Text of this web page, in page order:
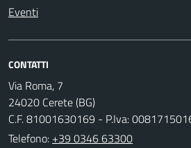
Eventi
CONTATTI
Via Roma, 7
24020 Cerete (BG)
C.F. 81001630169 - P.Iva:
Telefono: +39 0346 63300